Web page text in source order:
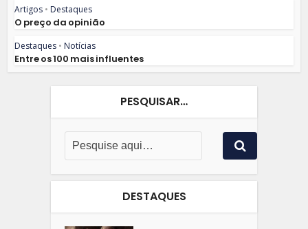
Artigos • Destaques
O preço da opinião
Destaques • Notícias
Entre os 100 mais influentes
PESQUISAR…
DESTAQUES